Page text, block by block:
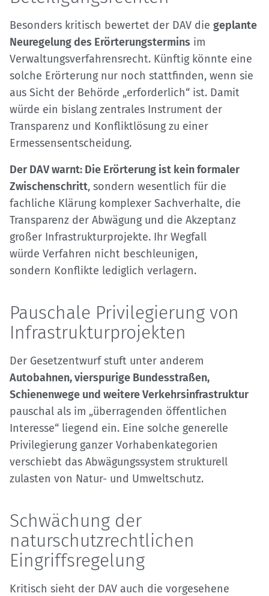
Besonders kritisch bewertet der DAV die geplante
Neuregelung des Erörterungstermins im
Verwaltungsverfahrensrecht. Künftig könnte eine
solche Erörterung nur noch stattfinden, wenn sie
aus Sicht der Behörde „erforderlich“ ist. Damit
würde ein bislang zentrales Instrument der
Transparenz und Konfliktlösung zu einer
Ermessensentscheidung.
Der DAV warnt: Die Erörterung ist kein formaler
Zwischenschritt, sondern wesentlich für die
fachliche Klärung komplexer Sachverhalte, die
Transparenz der Abwägung und die Akzeptanz
großer Infrastrukturprojekte. Ihr Wegfall
würde Verfahren nicht beschleunigen,
sondern Konflikte lediglich verlagern.
Pauschale Privilegierung von
Infrastrukturprojekten
Der Gesetzentwurf stuft unter anderem
Autobahnen, vierspurige Bundesstraßen,
Schienenwege und weitere Verkehrsinfrastruktur
pauschal als im „überragenden öffentlichen
Interesse“ liegend ein. Eine solche generelle
Privilegierung ganzer Vorhabenkategorien
verschiebt das Abwägungssystem strukturell
zulasten von Natur- und Umweltschutz.
Schwächung der
naturschutzrechtlichen
Eingriffsregelung
Kritisch sieht der DAV auch die vorgesehene